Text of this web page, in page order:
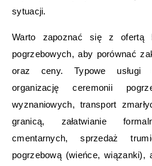
sytuacji.
Warto zapoznać się z ofertą
pogrzebowych, aby porównać
oraz ceny. Typowe usługi
organizację ceremonii
wyznaniowych, transport
granicą, załatwianie
cmentarnych, sprzedaż
pogrzebową (wieńce, wiązanki),